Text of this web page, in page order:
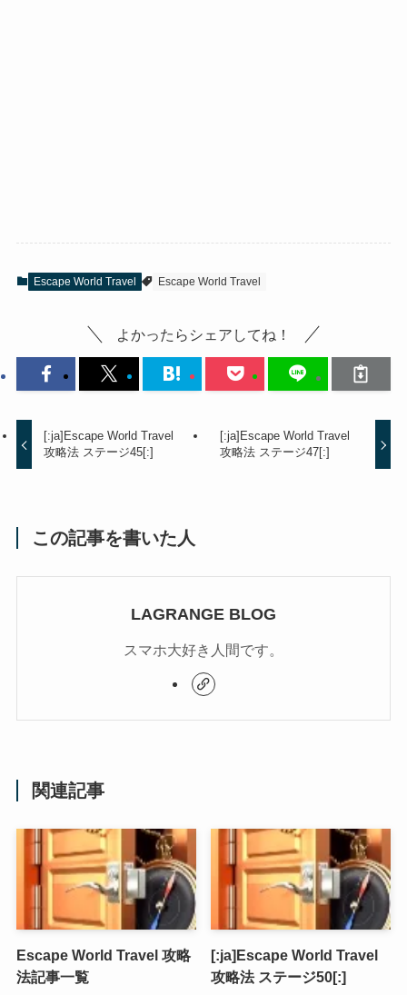
Escape World Travel Escape World Travel
よかったらシェアしてね！
[:ja]Escape World Travel
攻略法 ステージ45[:]
[:ja]Escape World Travel
攻略法 ステージ47[:]
この記事を書いた人
LAGRANGE BLOG
スマホ大好き人間です。
関連記事
Escape World Travel 攻略
法記事一覧
[:ja]Escape World Travel
攻略法 ステージ50[:]